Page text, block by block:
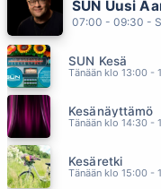
KETA SINA
SISU
PILVILINNA
SUN Uusi
SUN Kesä
Tänään klo 13:00 -
Kesänäyttämö
Tänään klo 14:30 -
Kesäretki
Tänään klo 15:00 -